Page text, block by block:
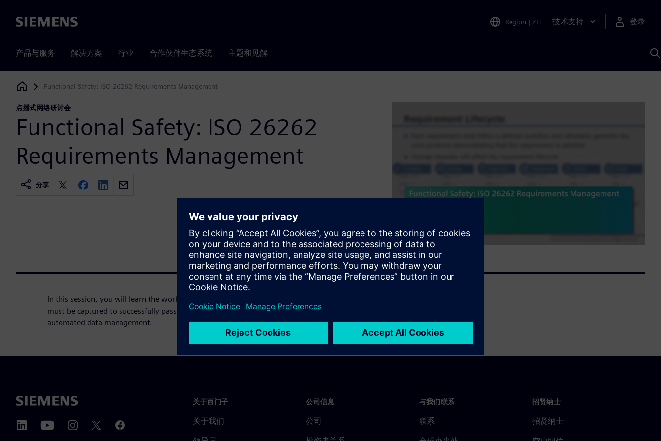
Siemens Region | ZH 技术支持 登录
产品与服务 解决方案 行业 合作伙伴生态系统 主题和见解
Siemens Digital Industries Software
Functional Safety: ISO 26262 Requirements Management
点播式网络研讨会
Functional Safety: ISO 26262
Requirements Management
分享
In this session, you will learn the workflow of a requirement, the artifacts that
must be captured to successfully pass an assessment, and the importance of
automated data management.
关于西门子
关于我们
公司信息
公司
与我们联系
联系
招贤纳士
招贤纳士